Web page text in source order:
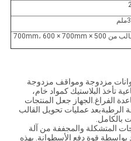
لهذا النوع من الآلات، لدينا أحجام لوحات القالب من 500 × 700mm، 600 × 700mm
مزدوجة ومواقف مزدوجة
تأخذ البلاستيك كمواد خام،
الفراغ.الجهاز جعل المنتجات
عمليات تحويل القالب
بالكامل.
المتشكلة والمجففة من آلة
بواسطة قوة دفع الأسطوانة. بهذه